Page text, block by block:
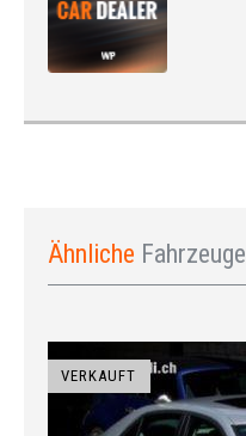
Ähnliche Fahrzeuge
VERKAUFT